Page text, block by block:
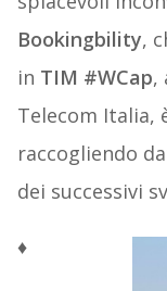
Bookingbility,
in TIM #WCap,
Telecom Italia,
raccogliendo
dei successivi
♦